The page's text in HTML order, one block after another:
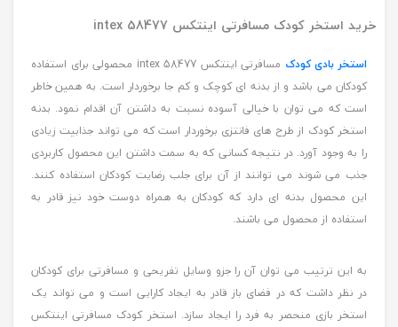
خرید استخر کودک مسافرتی اینتکس intex 58477
استخر بادی کودک
مسافرتی اینتکس intex 58477 محصولی برای استفاده
کودکان می باشد و از بدنه ای کوچک و کم جا برخوردار است. به همین خاطر
است که می توان با خیالی آسوده نسبت به داشتن آن اقدام نمود. بدنه
استخر کودک از طرح های فانتزی برخوردار است که می تواند جذابیت زیادی
را به وجود آورد. در نتیجه کسانی که به سمت داشتن این محصول کاربردی
جذب می شوند می توانند از آن برای جلب رضایت کودکان استفاده کنند.
این محصول بدنه ای دارد که کودکان به همراه دوست خود نیز قادر به
استفاده از محصول می باشند.
به این ترتیب می توان آن را جزو وسایل تفریحی و مسافرتی برای کودکان
در نظر داشت که در فضای باز قادر به ایجاد کارایی است و می تواند یک
استخر بازی منحصر به فرد را ایجاد سازد. استخر کودک مسافرتی اینتکس